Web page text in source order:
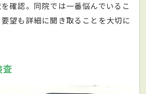
確認。同院では一番悩んでいるこ
望も詳細に聞き取ることを大切に
査